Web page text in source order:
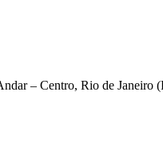
– Centro, Rio de Janeiro